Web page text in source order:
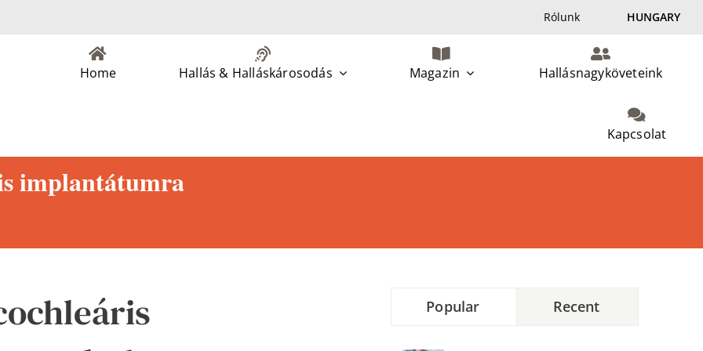
Rólunk HUNGARY
Home Hallás & Halláskárosodás Magazin Hallásnagyköveteink
Kapcsolat
implantátumra
Popular Recent